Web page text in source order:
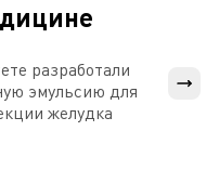
разработали
эмульсию для
желудка